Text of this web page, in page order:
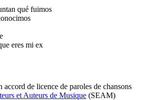
qué fuimos
eres mi ex
accord de licence de paroles de chansons
et Auteurs de Musique (SEAM)